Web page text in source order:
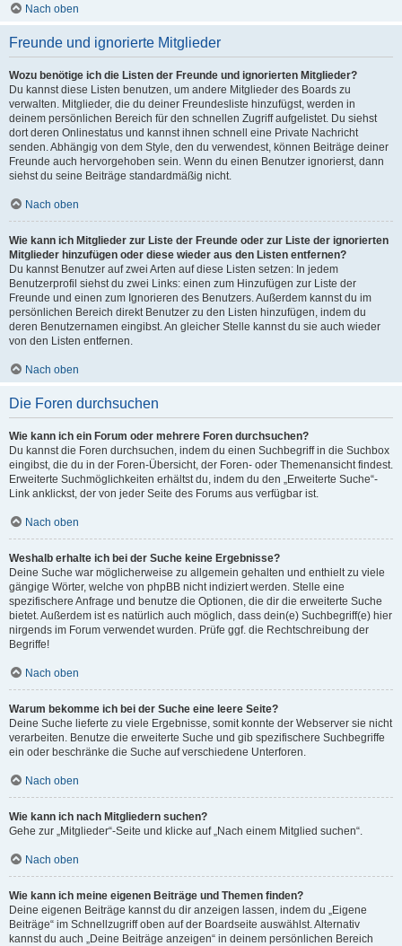
Nach oben
Freunde und ignorierte Mitglieder
Wozu benötige ich die Listen der Freunde und ignorierten Mitglieder?
Du kannst diese Listen benutzen, um andere Mitglieder des Boards zu
verwalten. Mitglieder, die du deiner Freundesliste hinzufügst, werden in
deinem persönlichen Bereich für den schnellen Zugriff aufgelistet. Du siehst
dort deren Onlinestatus und kannst ihnen schnell eine Private Nachricht
senden. Abhängig von dem Style, den du verwendest, können Beiträge deiner
Freunde auch hervorgehoben sein. Wenn du einen Benutzer ignorierst, dann
siehst du seine Beiträge standardmäßig nicht.
Nach oben
Wie kann ich Mitglieder zur Liste der Freunde oder zur Liste der ignorierten
Mitglieder hinzufügen oder diese wieder aus den Listen entfernen?
Du kannst Benutzer auf zwei Arten auf diese Listen setzen: In jedem
Benutzerprofil siehst du zwei Links: einen zum Hinzufügen zur Liste der
Freunde und einen zum Ignorieren des Benutzers. Außerdem kannst du im
persönlichen Bereich direkt Benutzer zu den Listen hinzufügen, indem du
deren Benutzernamen eingibst. An gleicher Stelle kannst du sie auch wieder
von den Listen entfernen.
Nach oben
Die Foren durchsuchen
Wie kann ich ein Forum oder mehrere Foren durchsuchen?
Du kannst die Foren durchsuchen, indem du einen Suchbegriff in die Suchbox
eingibst, die du in der Foren-Übersicht, der Foren- oder Themenansicht findest.
Erweiterte Suchmöglichkeiten erhältst du, indem du den „Erweiterte Suche“-
Link anklickst, der von jeder Seite des Forums aus verfügbar ist.
Nach oben
Weshalb erhalte ich bei der Suche keine Ergebnisse?
Deine Suche war möglicherweise zu allgemein gehalten und enthielt zu viele
gängige Wörter, welche von phpBB nicht indiziert werden. Stelle eine
spezifischere Anfrage und benutze die Optionen, die dir die erweiterte Suche
bietet. Außerdem ist es natürlich auch möglich, dass dein(e) Suchbegriff(e) hier
nirgends im Forum verwendet wurden. Prüfe ggf. die Rechtschreibung der
Begriffe!
Nach oben
Warum bekomme ich bei der Suche eine leere Seite?
Deine Suche lieferte zu viele Ergebnisse, somit konnte der Webserver sie nicht
verarbeiten. Benutze die erweiterte Suche und gib spezifischere Suchbegriffe
ein oder beschränke die Suche auf verschiedene Unterforen.
Nach oben
Wie kann ich nach Mitgliedern suchen?
Gehe zur „Mitglieder“-Seite und klicke auf „Nach einem Mitglied suchen“.
Nach oben
Wie kann ich meine eigenen Beiträge und Themen finden?
Deine eigenen Beiträge kannst du dir anzeigen lassen, indem du „Eigene
Beiträge“ im Schnellzugriff oben auf der Boardseite auswählst. Alternativ
kannst du auch „Deine Beiträge anzeigen“ in deinem persönlichen Bereich